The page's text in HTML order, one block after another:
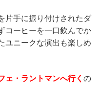
片手に振り付けされたダ
コーヒーを一口飲んでか
ユニークな演出も楽しめ
ェ・ラントマンへ行く の